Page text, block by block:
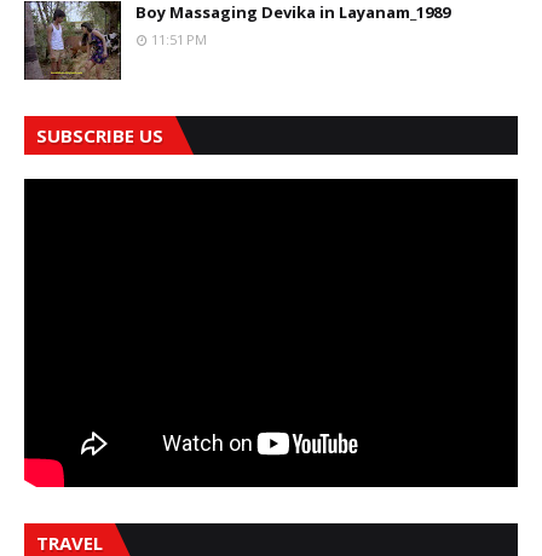
Boy Massaging Devika in Layanam_1989
11:51 PM
SUBSCRIBE US
TRAVEL